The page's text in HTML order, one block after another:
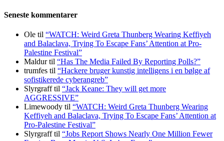
Seneste kommentarer
Ole til “WATCH: Weird Greta Thunberg Wearing Keffiyeh
and Balaclava, Trying To Escape Fans’ Attention at Pro-
Palestine Festival”
Maldurtil “Has The Media Failed By Reporting Polls?”
trumfes til “Hackere bruger kunstig intelligens i en bølge af
sofistikerede cyberangreb”
Slyrgrafftil “Jack Keane: They will get more
AGGRESSIVE”
Limewoody til “WATCH: Weird Greta Thunberg Wearing
Keffiyeh and Balaclava, Trying To Escape Fans’ Attention at
Pro-Palestine Festival”
Slyrgrafftil “Jobs Report Shows Nearly One Million Fewer